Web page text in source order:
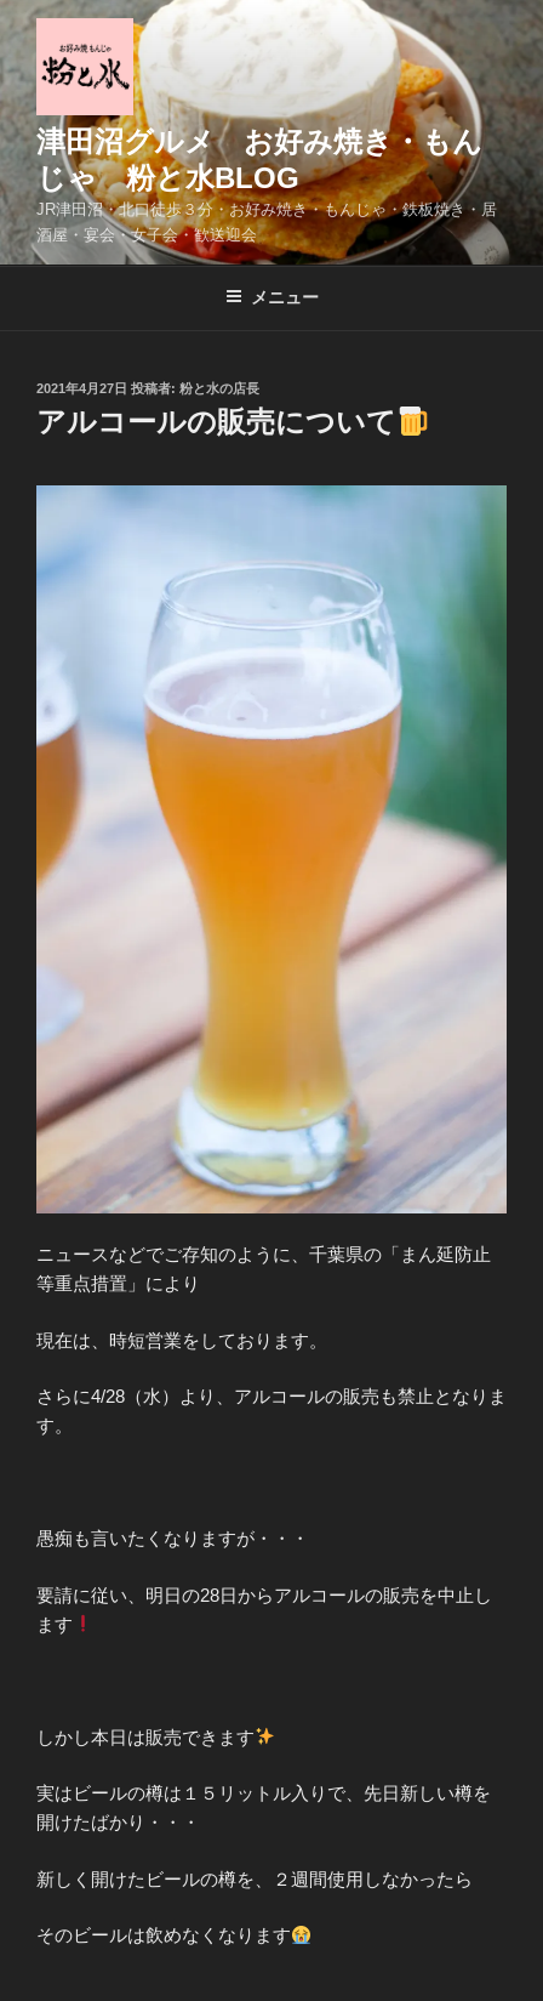
コ
テ
ン
ツ
ス
キ
ッ
津田沼グルメ お好み焼き・もん
じゃ 粉と水BLOG
JR津田沼・北口徒歩３分・お好み焼き・もんじゃ・鉄板焼き・居
酒屋・宴会・女子会・歓送迎会
メニュー
投
稿
日:
2021年4月27日 投稿者: 粉と水の店長
アルコールの販売について
ニュースなどでご存知のように、千葉県の「まん延防止
等重点措置」により
現在は、時短営業をしております。
さらに4/28（水）より、アルコールの販売も禁止となりま
す。
愚痴も言いたくなりますが・・・
要請に従い、明日の28日からアルコールの販売を中止し
ます
しかし本日は販売できます
実はビールの樽は１５リットル入りで、先日新しい樽を
開けたばかり・・・
新しく開けたビールの樽を、２週間使用しなかったら
そのビールは飲めなくなります